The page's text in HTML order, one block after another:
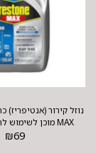
MAX מוכן לשימוש לרכבים יפניים
₪69